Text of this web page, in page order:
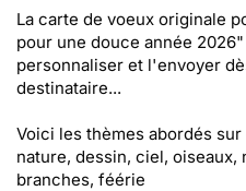
La carte de voeux originale
pour une douce année
personnaliser et l'envoyer
destinataire...
Voici les thèmes abordés
nature, dessin, ciel, oiseaux,
branches, féérie